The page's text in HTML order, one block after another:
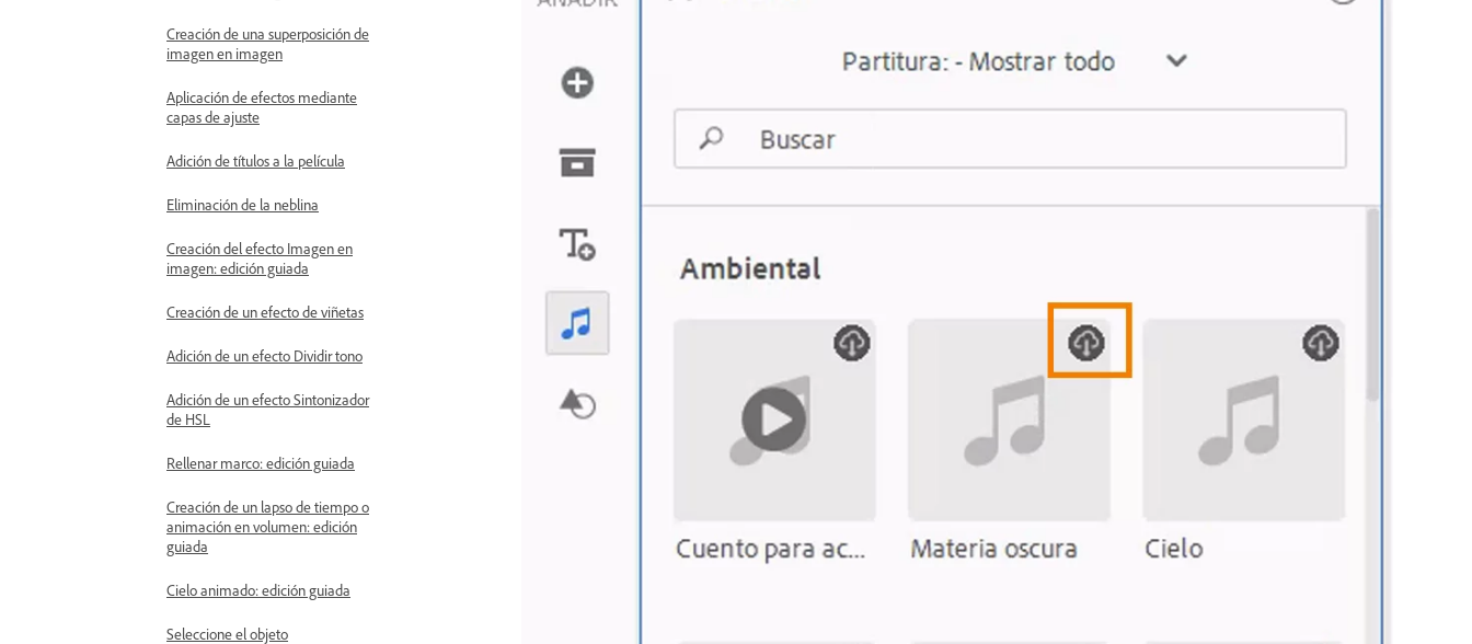
Creación de una superposición de
imagen en imagen
Aplicación de efectos mediante
capas de ajuste
Adición de títulos a la película
Eliminación de la neblina
Creación del efecto Imagen en
imagen: edición guiada
Creación de un efecto de viñetas
Adición de un efecto Dividir tono
Adición de un efecto Sintonizador
de HSL
Rellenar marco: edición guiada
Creación de un lapso de tiempo o
animación en volumen: edición
guiada
Cielo animado: edición guiada
Seleccione el objeto